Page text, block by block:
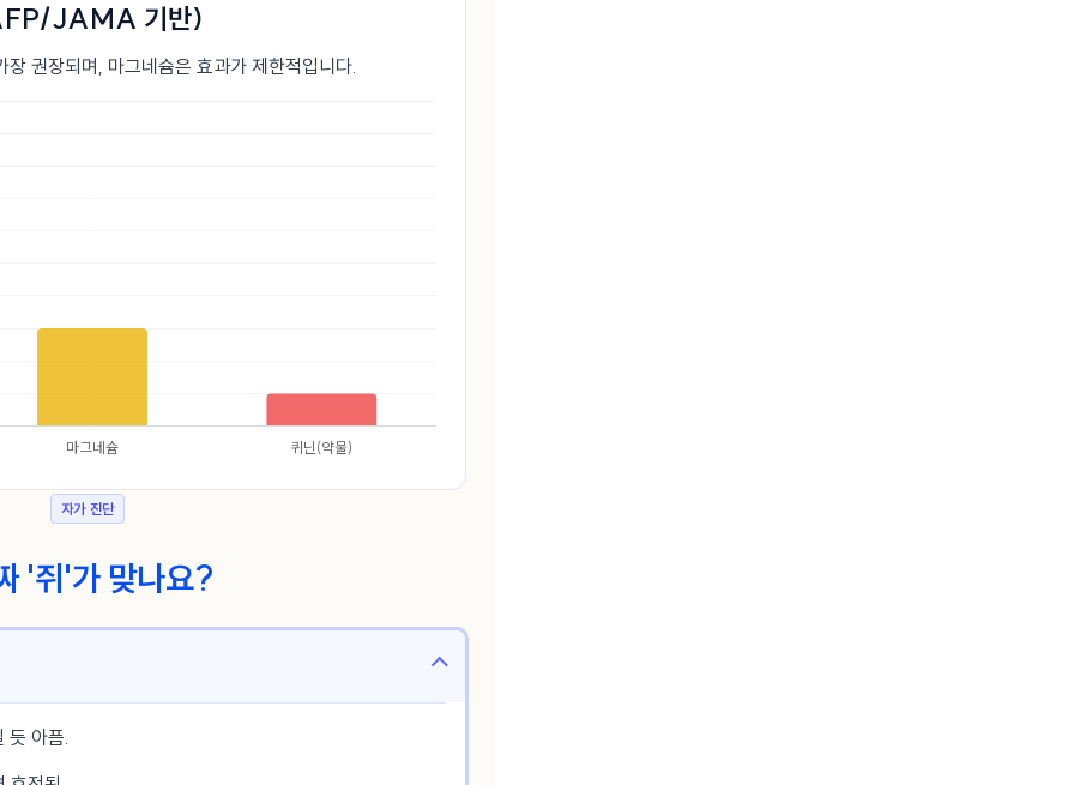
JAMA 기반)
권장되며, 마그네슘은 효과가 제한적입니다.
자가 진단
'쥐'가 맞나요?
듯 아픔.